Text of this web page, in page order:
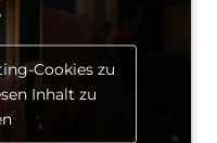
Cookies zu
Inhalt zu